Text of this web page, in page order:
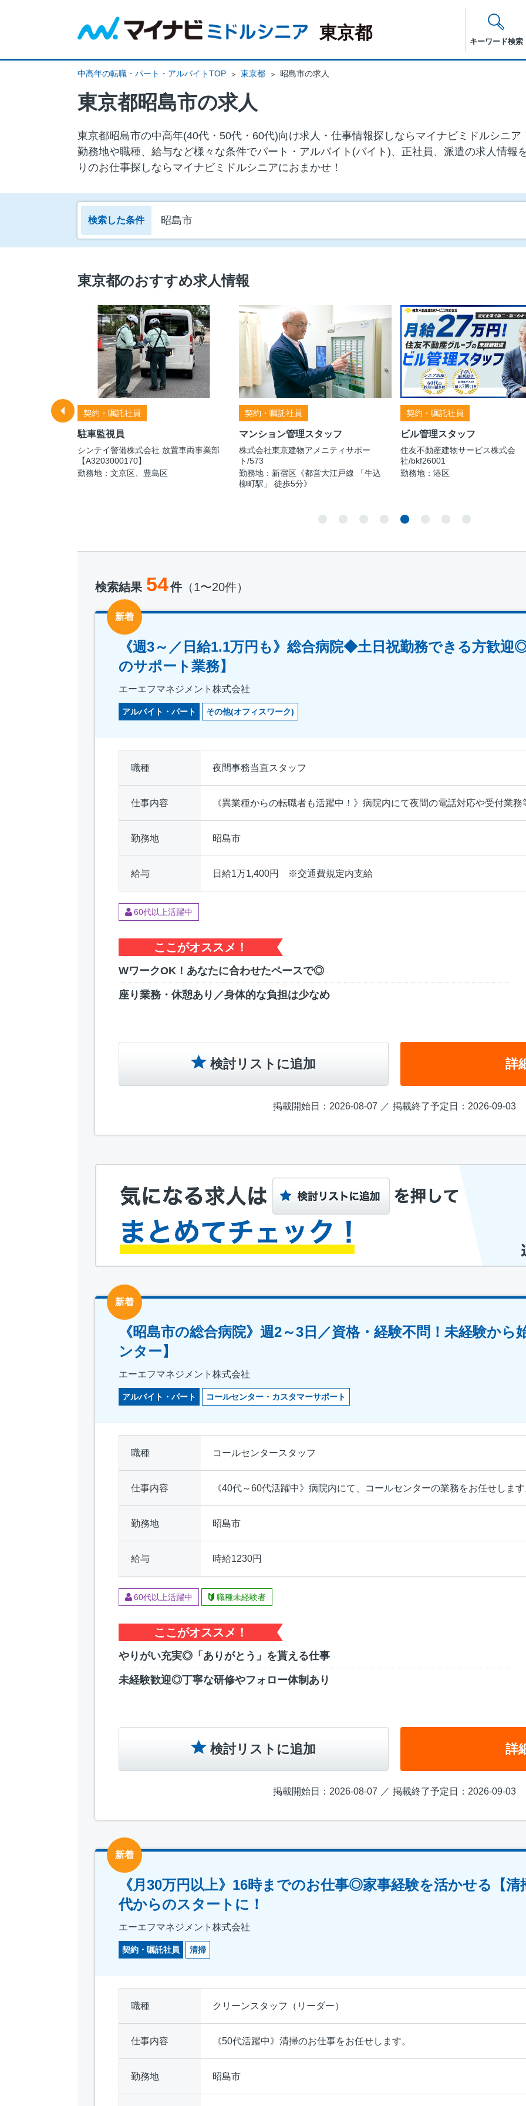
東京都 キーワード検索
中高年の転職・パート・アルバイトTOP 東京都 昭島市の求人
東京都昭島市の求人
東京都昭島市の中⾼年(40代・50代・60代)向け求⼈・仕事情報探しならマイナビミドルシニ
勤務地や職種、給与など様々な条件でパート・アルバイト(バイト)、正社員、派遣の求人情報
りのお仕事探しならマイナビミドルシニアにおまかせ！
検索した条件 昭島市
東京都のおすすめ求人情報
契約・嘱託社員
駐車監視員
シンテイ警備株式会社 放置車両事業部
【A3203000170】
勤務地：文京区、豊島区
契約・嘱託社員
マンション管理スタッフ
株式会社東京建物アメニティサポー
ト/573
勤務地：新宿区《都営大江戸線 「牛込
柳町駅」 徒歩5分》
契約・嘱託社員
ビル管理スタッフ
住友不動産建物サービス株式会
社/bkf26001
勤務地：港区
検索結果 54件（1〜20件）
新着
《週3～／日給1.1万円も》総合病院◆土日祝勤務できる方歓迎
のサポート業務】
エーエフマネジメント株式会社
アルバイト・パート その他(オフィスワーク)
職種 夜間事務当直スタッフ
仕事内容 《異業種からの転職者も活躍中！》病院内にて夜間の電話対応や受付業
勤務地 昭島市
給与 日給1万1,400円 ※交通費規定内支給
60代以上活躍中
ここがオススメ！
WワークOK！あなたに合わせたペースで◎
座り業務・休憩あり／身体的な負担は少なめ
検討リストに追加 詳
掲載開始日：2026-08-07 掲載終了予定日：2026-09-03
新着
《昭島市の総合病院》週2～3日／資格・経験不問！未経験か
ンター】
エーエフマネジメント株式会社
アルバイト・パート コールセンター・カスタマーサポート
職種 コールセンタースタッフ
仕事内容 《40代～60代活躍中》病院内にて、コールセンターの業務をお任せしま
勤務地 昭島市
給与 時給1230円
60代以上活躍中 職種未経験者
ここがオススメ！
やりがい充実◎「ありがとう」を貰える仕事
未経験歓迎◎丁寧な研修やフォロー体制あり
検討リストに追加 詳
掲載開始日：2026-08-07 掲載終了予定日：2026-09-03
新着
《月30万円以上》16時までのお仕事◎家事経験を活かせる【
代からのスタートに！
エーエフマネジメント株式会社
契約・嘱託社員 清掃
職種 クリーンスタッフ（リーダー）
仕事内容 《50代活躍中》清掃のお仕事をお任せします。
勤務地 昭島市